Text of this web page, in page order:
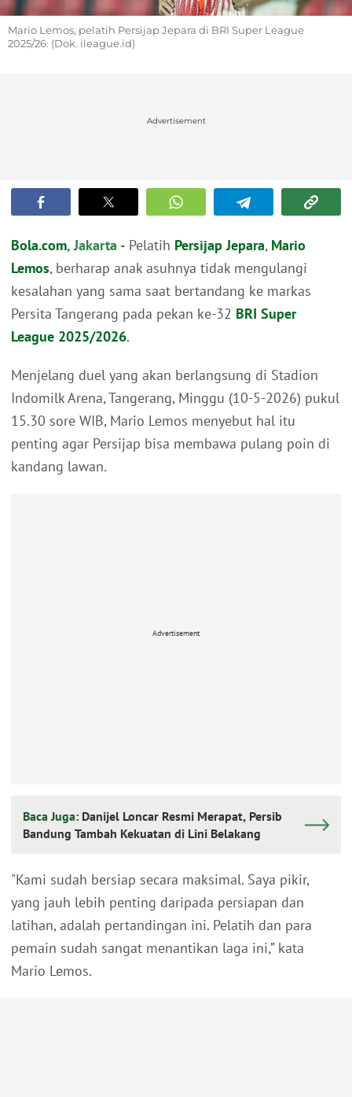
Mario Lemos, pelatih Persijap Jepara di BRI Super League
2025/26. (Dok. ileague.id)
Advertisement
Bola.com, Jakarta - Pelatih Persijap Jepara, Mario
Lemos, berharap anak asuhnya tidak mengulangi
kesalahan yang sama saat bertandang ke markas
Persita Tangerang pada pekan ke-32 BRI Super
League 2025/2026.
Menjelang duel yang akan berlangsung di Stadion
Indomilk Arena, Tangerang, Minggu (10-5-2026) pukul
15.30 sore WIB, Mario Lemos menyebut hal itu
penting agar Persijap bisa membawa pulang poin di
kandang lawan.
Advertisement
Baca Juga: Danijel Loncar Resmi Merapat, Persib
Bandung Tambah Kekuatan di Lini Belakang
"Kami sudah bersiap secara maksimal. Saya pikir,
yang jauh lebih penting daripada persiapan dan
latihan, adalah pertandingan ini. Pelatih dan para
pemain sudah sangat menantikan laga ini,” kata
Mario Lemos.